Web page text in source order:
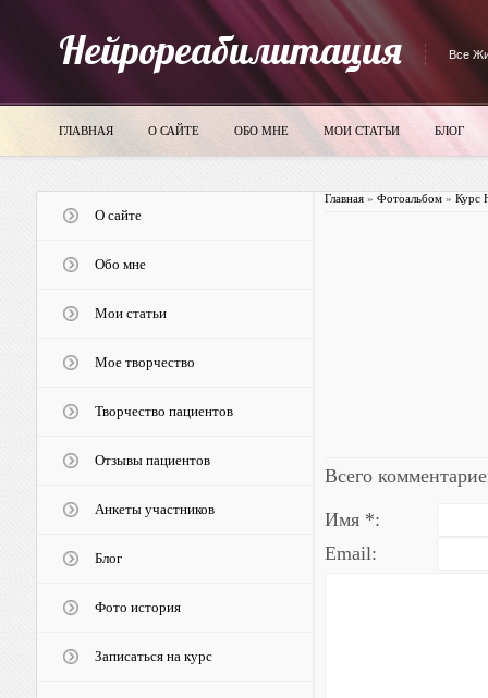
Нейрореабилитация Все
ГЛАВНАЯ О САЙТЕ ОБО МНЕ МОИ СТАТЬИ БЛОГ
О сайте
Обо мне
Мои статьи
Мое творчество
Творчество пациентов
Отзывы пациентов
Анкеты участников
Блог
Фото история
Записаться на курс
Главная» Фотоальбом» Курс
Всего
Имя *:
Email: